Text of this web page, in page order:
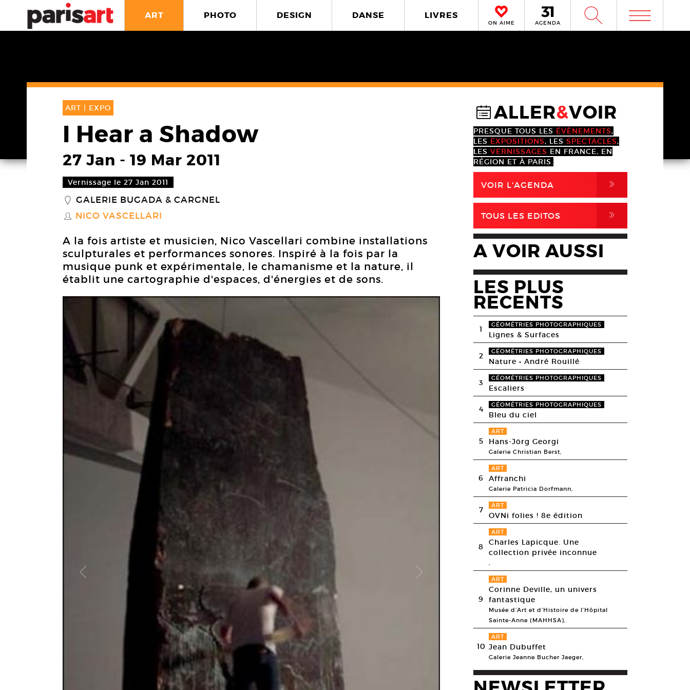
ART PHOTO DESIGN DANSE LIVRES
ON AIME AGENDA W m
ART | EXPO
I Hear a Shadow
27 Jan - 19 Mar 2011
Vernissage le 27 Jan 2011
_ GALERIE BUGADA & CARGNEL
S NICO VASCELLARI
A la fois artiste et musicien, Nico Vascellari combine installations
sculpturales et performances sonores. Inspiré à la fois par la
musique punk et expérimentale, le chamanisme et la nature, il
établit une cartographie d'espaces, d'énergies et de sons.
@ALLER&VOIR
PRESQUE TOUS LES ÉVÈNEMENTS,
LES EXPOSITIONS, LES SPECTACLES,
LES VERNISSAGES EN FRANCE, EN
RÉGION ET À PARIS.
VOIR L'AGENDA ,
TOUS LES EDITOS ,
A VOIR AUSSI
LES PLUS
RECENTS
1 GÉOMÉTRIES PHOTOGRAPHIQUES
Lignes & Surfaces
2 GÉOMÉTRIES PHOTOGRAPHIQUES
Nature • André Rouillé
3 GÉOMÉTRIES PHOTOGRAPHIQUES
Escaliers
4 GÉOMÉTRIES PHOTOGRAPHIQUES
Bleu du ciel
5
ART
Hans-Jörg Georgi
Galerie Christian Berst,
6
ART
Affranchi
Galerie Patricia Dorfmann,
7 ART
OVNi folies ! 8e édition
8
ART
Charles Lapicque. Une
collection privée inconnue
,
9
ART
Corinne Deville, un univers
fantastique
Musée d’Art et d’Histoire de l’Hôpital
Sainte-Anne (MAHHSA),
10
ART
Jean Dubuffet
Galerie Jeanne Bucher Jaeger,